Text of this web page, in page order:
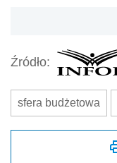
Źródło:
sfera budżetowa